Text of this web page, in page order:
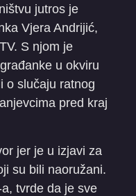
jutros je
Vjera Andrijić,
S njom je
u okviru
o slučaju ratnog
pred kraj
jer je u izjavi za
su bili naoružani.
tvrde da je sve